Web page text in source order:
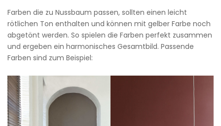
Farben die zu Nussbaum passen, sollten einen leicht
rötlichen Ton enthalten und können mit gelber Farbe noch
abgetönt werden. So spielen die Farben perfekt zusammen
und ergeben ein harmonisches Gesamtbild. Passende
Farben sind zum Beispiel: